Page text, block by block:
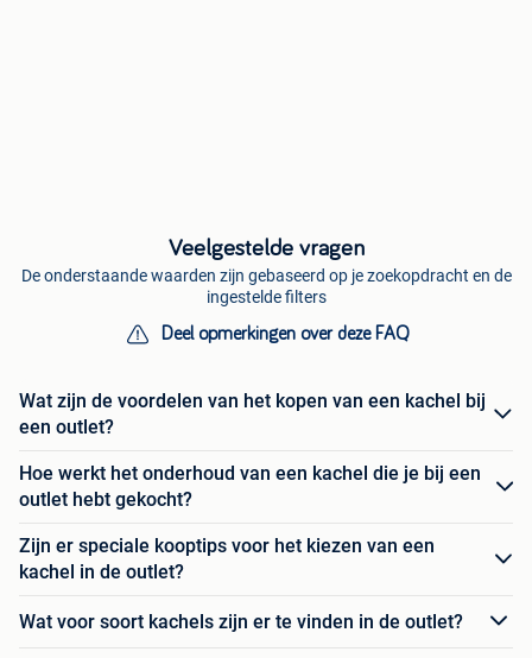
Veelgestelde vragen
De onderstaande waarden zijn gebaseerd op je zoekopdracht en de
ingestelde filters
Deel opmerkingen over deze FAQ
Wat zijn de voordelen van het kopen van een kachel bij
een outlet?
Hoe werkt het onderhoud van een kachel die je bij een
outlet hebt gekocht?
Zijn er speciale kooptips voor het kiezen van een
kachel in de outlet?
Wat voor soort kachels zijn er te vinden in de outlet?